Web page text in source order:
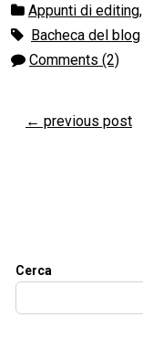
Appunti di editing,
Bacheca del blog
Comments (2)
← previous post
Cerca